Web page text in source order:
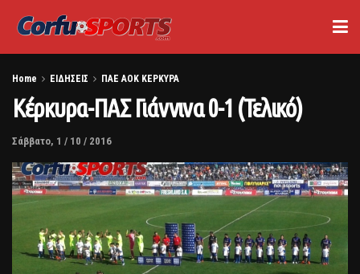
Home ΕΙΔΗΣΕΙΣ ΠΑΕ ΑΟΚ ΚΕΡΚΥΡΑ
Κέρκυρα-ΠΑΣ Γιάννινα 0-1 (Τελικό)
Σάββατο, 1 / 10 / 2016